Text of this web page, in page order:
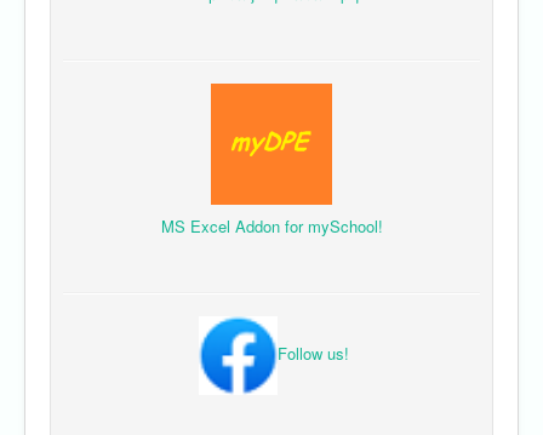
MS Excel Addon for mySchool!
Follow us!